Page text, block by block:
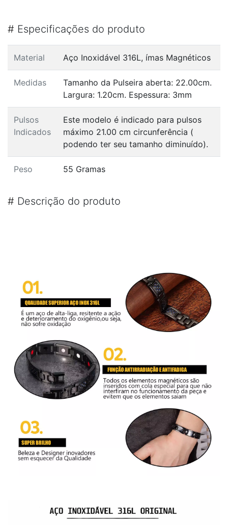
# Especificações do produto
Material Aço Inoxidável 316L, ímas Magnéticos
Medidas
Tamanho da Pulseira aberta: 22.00cm.
Largura: 1.20cm. Espessura: 3mm
Pulsos
Indicados
Este modelo é indicado para pulsos
máximo 21.00 cm circunferência (
podendo ter seu tamanho diminuído).
Peso 55 Gramas
# Descrição do produto